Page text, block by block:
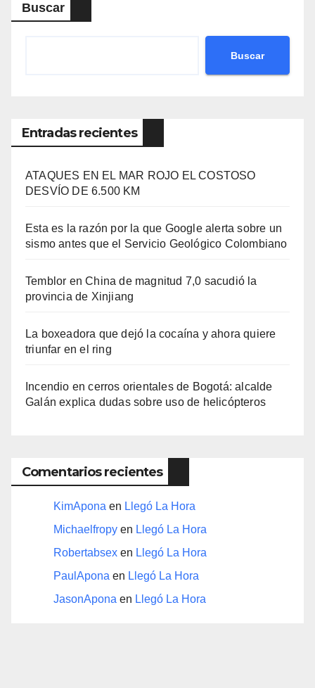
Buscar
Buscar
Entradas recientes
ATAQUES EN EL MAR ROJO EL COSTOSO
DESVÍO DE 6.500 KM
Esta es la razón por la que Google alerta sobre un
sismo antes que el Servicio Geológico Colombiano
Temblor en China de magnitud 7,0 sacudió la
provincia de Xinjiang
La boxeadora que dejó la cocaína y ahora quiere
triunfar en el ring​
Incendio en cerros orientales de Bogotá: alcalde
Galán explica dudas sobre uso de helicópteros
Comentarios recientes
KimApona en Llegó La Hora
Michaelfropy en Llegó La Hora
Robertabsex en Llegó La Hora
PaulApona en Llegó La Hora
JasonApona en Llegó La Hora